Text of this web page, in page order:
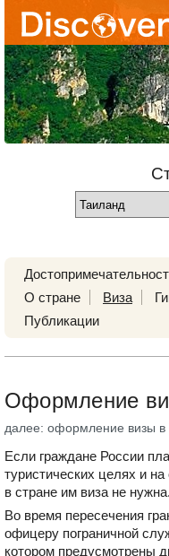
О стране
Виза
Публикации
Оформление
далее: оформление визы в
Если граждане России
туристических целях и
в стране им виза не нужна.
Во время пересечения
офицеру пограничной
котором предусмотрены